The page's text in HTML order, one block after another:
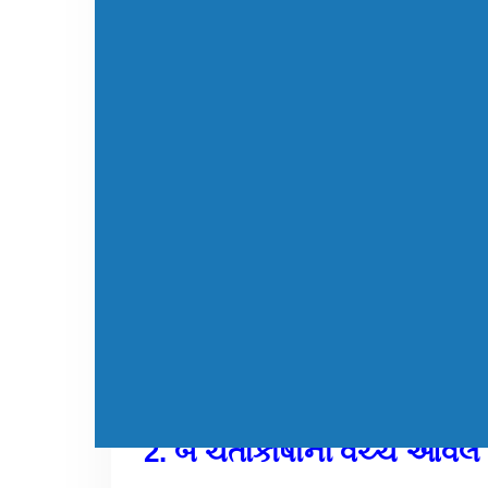
2. બે ચેતાકોષોની વચ્ચે આવેલ